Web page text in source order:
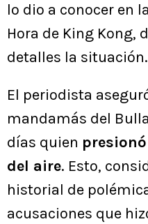
lo dio a conocer en
Hora de King Kong,
detalles la situación.
El periodista
mandamás del
días quien
del aire. Esto,
historial de
acusaciones que